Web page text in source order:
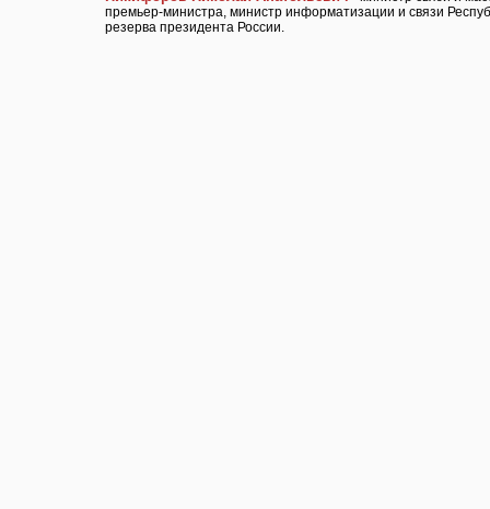
премьер-министра, министр информатизации и связи
резерва президента России.